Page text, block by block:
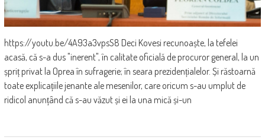
https://youtu.be/4A93a3vpsS8 Deci Kovesi recunoaște, la tefelei
acasă, că s-a dus "inerent", în calitate oficială de procuror general, la un
șpriț privat la Oprea în sufragerie; în seara prezidențialelor. Și răstoarnă
toate explicațiile jenante ale mesenilor, care oricum s-au umplut de
ridicol anunțând că s-au văzut și ei la una mică și-un